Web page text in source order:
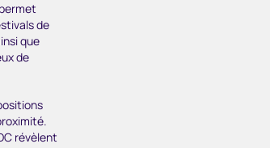
de
que
de
révèlent